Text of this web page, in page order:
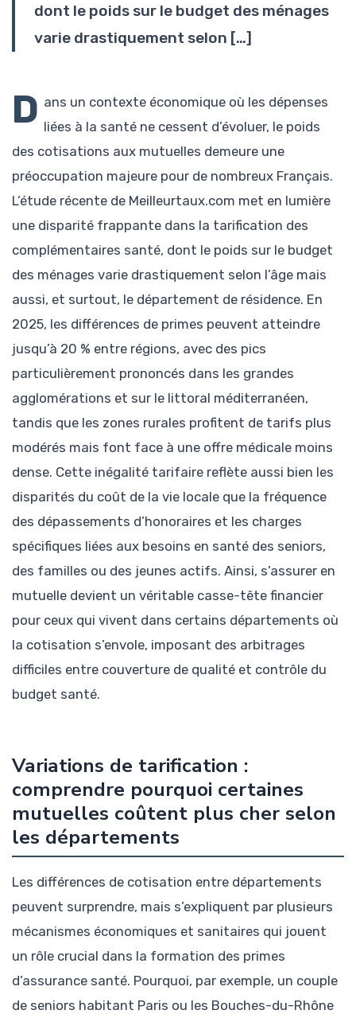
dont le poids sur le budget des ménages
varie drastiquement selon […]
D ans un contexte économique où les dépenses
liées à la santé ne cessent d’évoluer, le poids
des cotisations aux mutuelles demeure une
préoccupation majeure pour de nombreux Français.
L’étude récente de Meilleurtaux.com met en lumière
une disparité frappante dans la tarification des
complémentaires santé, dont le poids sur le budget
des ménages varie drastiquement selon l’âge mais
aussi, et surtout, le département de résidence. En
2025, les différences de primes peuvent atteindre
jusqu’à 20 % entre régions, avec des pics
particulièrement prononcés dans les grandes
agglomérations et sur le littoral méditerranéen,
tandis que les zones rurales profitent de tarifs plus
modérés mais font face à une offre médicale moins
dense. Cette inégalité tarifaire reflète aussi bien les
disparités du coût de la vie locale que la fréquence
des dépassements d’honoraires et les charges
spécifiques liées aux besoins en santé des seniors,
des familles ou des jeunes actifs. Ainsi, s’assurer en
mutuelle devient un véritable casse-tête financier
pour ceux qui vivent dans certains départements où
la cotisation s’envole, imposant des arbitrages
difficiles entre couverture de qualité et contrôle du
budget santé.
Variations de tarification :
comprendre pourquoi certaines
mutuelles coûtent plus cher selon
les départements
Les différences de cotisation entre départements
peuvent surprendre, mais s’expliquent par plusieurs
mécanismes économiques et sanitaires qui jouent
un rôle crucial dans la formation des primes
d’assurance santé. Pourquoi, par exemple, un couple
de seniors habitant Paris ou les Bouches-du-Rhône